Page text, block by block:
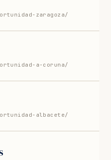
zaragoza/
a-coruna/
albacete/